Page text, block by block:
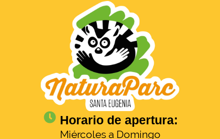
Horario de apertura:
Miércoles a Domingo